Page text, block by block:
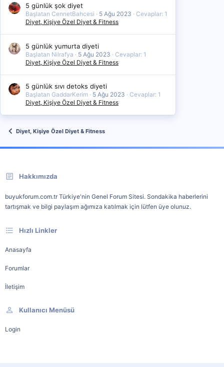
5 günlük şok diyet
Başlatan CennetBahcesi 5 Ağu 2023
Cevaplar: 1
Diyet, Kişiye Özel Diyet & Fitness
5 günlük yumurta diyeti
Başlatan Nilrafya 5 Ağu 2023
Cevaplar: 1
Diyet, Kişiye Özel Diyet & Fitness
5 günlük sıvı detoks diyeti
Başlatan GaddarKerim 5 Ağu 2023
Cevaplar: 1
Diyet, Kişiye Özel Diyet & Fitness
Diyet, Kişiye Özel Diyet & Fitness
Hakkımızda
buyukforum.com.tr Türkiye'nin Genel Forum Sitesi. Sondakika haberlerini
tartışmak ve bilgi paylaşım ağımıza katılmak için lütfen üye olunuz.
Hızlı Linkler
Anasayfa
Forumlar
İletişim
Kullanıcı Menüsü
Login